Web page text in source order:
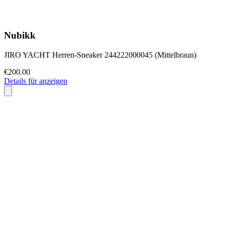
Nubikk
JIRO YACHT Herren-Sneaker 244222000045 (Mittelbraun)
€200.00
Details für anzeigen